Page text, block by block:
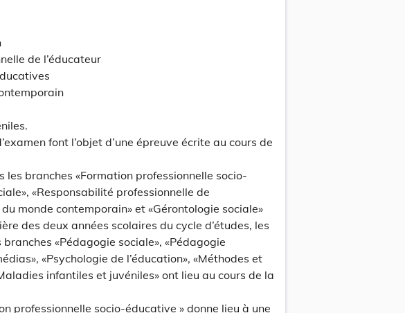
de l’éducateur
font l’objet d’une épreuve écrite au cours de
les branches «Formation professionnelle socio-
«Responsabilité professionnelle de
du monde contemporain» et «Gérontologie sociale»
des deux années scolaires du cycle d’études, les
«Pédagogie sociale», «Pédagogie
«Psychologie de l’éducation», «Méthodes et
infantiles et juvéniles» ont lieu au cours de la
professionnelle socio-éducative » donne lieu à une